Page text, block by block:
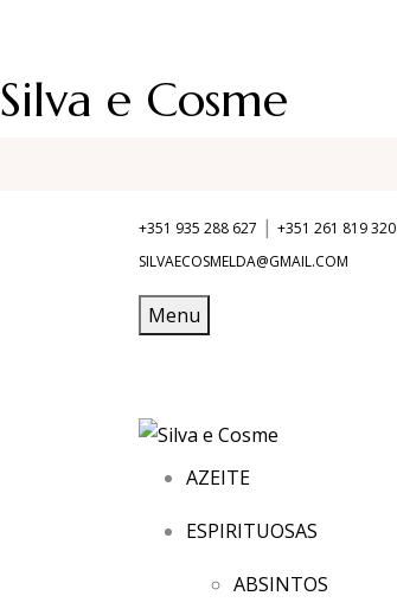
Silva e Cosme
+351 935 288 627 | +351 261 819 320
SILVAECOSMELDA@GMAIL.COM
Menu
AZEITE
ESPIRITUOSAS
ABSINTOS